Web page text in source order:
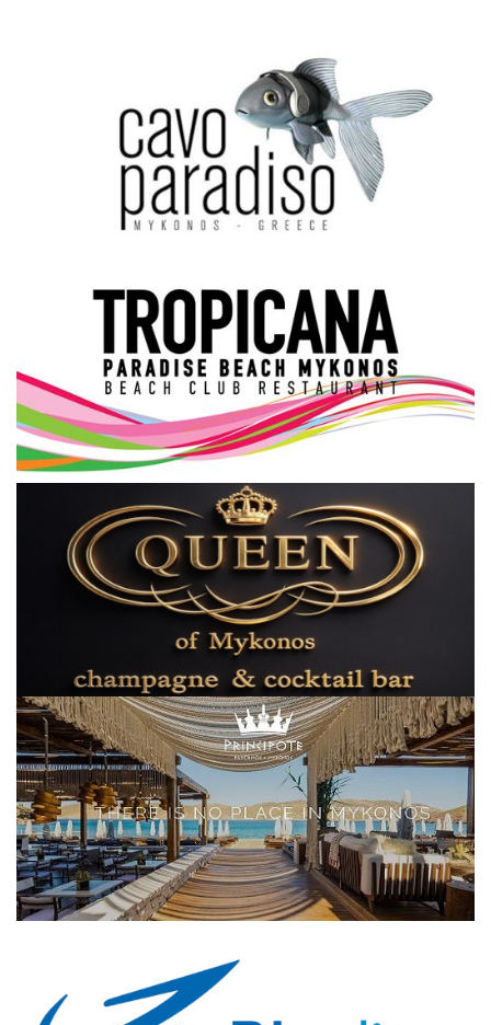
Science & Tech
Σεβασμιώτατος Δωρόθεος Β’
Cost Of Living Crisis
Opinion + Analysis
L’Art des Sens
All News
Local Elections 2023
Elections 2023
Γλώσσα
Ελληνικά English